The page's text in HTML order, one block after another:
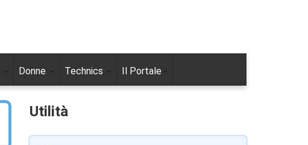
Donne Technics Il Portale
Utilità